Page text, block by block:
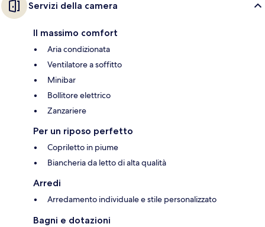
Servizi della camera
Il massimo comfort
Aria condizionata
Ventilatore a soffitto
Minibar
Bollitore elettrico
Zanzariere
Per un riposo perfetto
Copriletto in piume
Biancheria da letto di alta qualità
Arredi
Arredamento individuale e stile personalizzato
Bagni e dotazioni